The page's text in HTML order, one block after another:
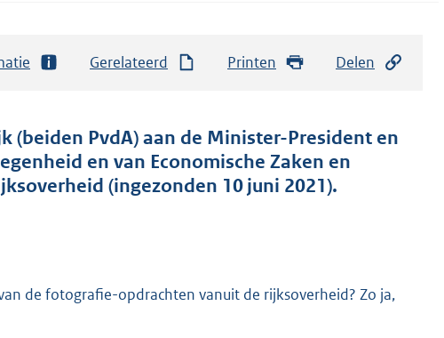
Gerelateerd Printen Delen
(beiden PvdA) aan de Minister-President en
en van Economische Zaken en
(ingezonden 10 juni 2021).
de fotografie-opdrachten vanuit de rijksoverheid? Zo ja,